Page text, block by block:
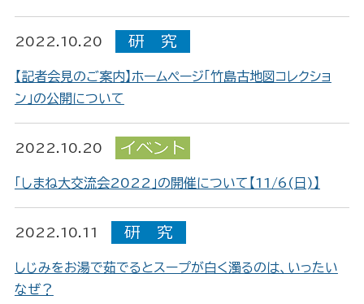
2022.10.20
【記者会見のご案内】ホームページ「竹島古地図コレクショ
ン」の公開について
2022.10.20
「しまね大交流会2022」の開催について【11/6(日)】
2022.10.11
しじみをお湯で茹でるとスープが白く濁るのは、いったい
なぜ？